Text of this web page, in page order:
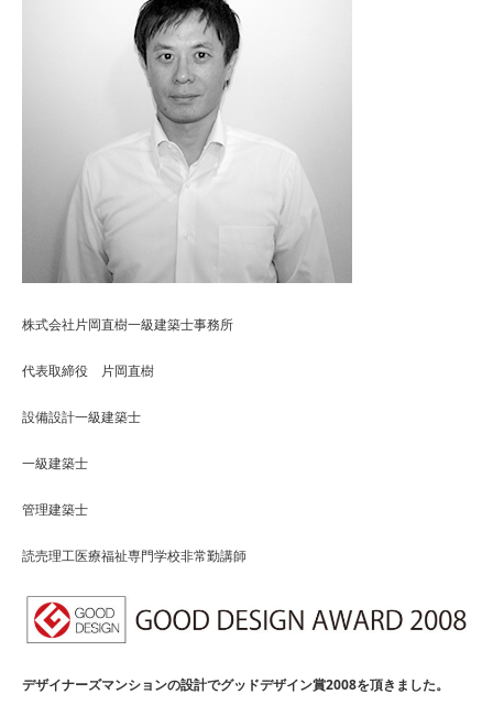
株式会社片岡直樹一級建築士事務所
代表取締役 片岡直樹
設備設計一級建築士
一級建築士
管理建築士
読売理工医療福祉専門学校非常勤講師
デザイナーズマンションの設計でグッドデザイン賞2008を頂きました。